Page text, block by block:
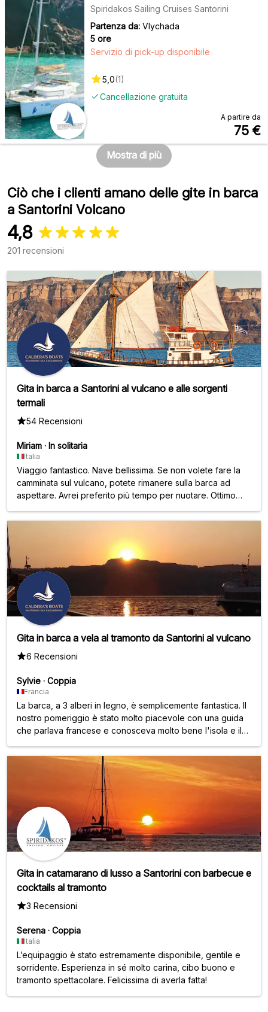
Spiridakos Sailing Cruises Santorini
Partenza da: Vlychada
5 ore
Cancellazione gratuita
Servizio di pick-up disponibile
5,0(1)
A partire da
75 €
Mostra di più
Ciò che i clienti amano delle gite in barca
a Santorini Volcano
4,8
201 recensioni
Gita in barca a Santorini al vulcano e alle sorgenti
termali
54 Recensioni
Miriam · In solitaria
Italia
Viaggio fantastico. Nave bellissima. Se non volete fare la
camminata sul vulcano, potete rimanere sulla barca ad
aspettare. Avrei preferito più tempo per nuotare. Ottimo
Gita in barca a vela al tramonto da Santorini al vulcano
6 Recensioni
Sylvie · Coppia
Francia
La barca, a 3 alberi in legno, è semplicemente fantastica. Il
nostro pomeriggio è stato molto piacevole con una guida
che parlava francese e conosceva molto bene l'isola e il
Pasto perfetto.
Gita in catamarano di lusso a Santorini con barbecue e
cocktails al tramonto
3 Recensioni
Serena · Coppia
Italia
L’equipaggio è stato estremamente disponibile, gentile e
sorridente. Esperienza in sé molto carina, cibo buono e
tramonto spettacolare. Felicissima di averla fatta!